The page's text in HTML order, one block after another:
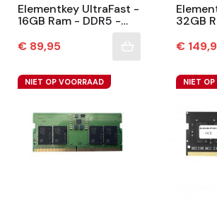
Elementkey UltraFast -
16GB Ram - DDR5 -
5600Mhz - SoDimm -
Premium Chip -
Geschikt Voor
Prijs
€ 89,95
32GB
Prijs
€
NIET OP VOORRAAD NIET